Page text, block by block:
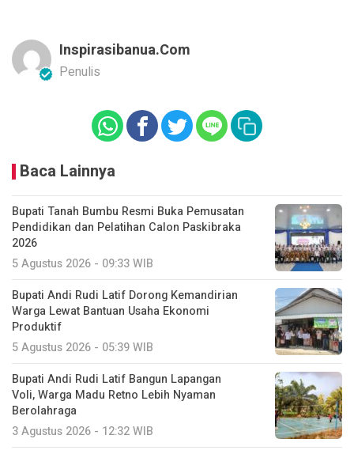
Inspirasibanua.com
Penulis
Baca Lainnya
Bupati Tanah Bumbu Resmi Buka Pemusatan
Pendidikan dan Pelatihan Calon Paskibraka
2026
5 Agustus 2026 - 09:33 WIB
Bupati Andi Rudi Latif Dorong Kemandirian
Warga Lewat Bantuan Usaha Ekonomi
Produktif
5 Agustus 2026 - 05:39 WIB
Bupati Andi Rudi Latif Bangun Lapangan
Voli, Warga Madu Retno Lebih Nyaman
Berolahraga
3 Agustus 2026 - 12:32 WIB